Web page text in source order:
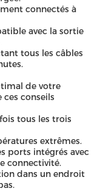
connectés à
avec la sortie
tous les câbles
de votre
conseils
tous les trois
extrêmes.
ports intégrés avec
connectivité.
dans un endroit